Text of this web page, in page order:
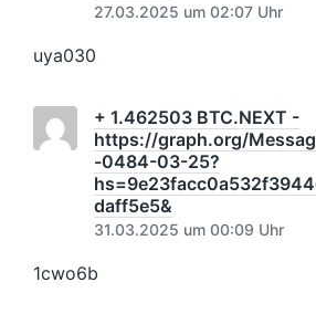
27.03.2025 um 02:07 Uhr
uya030
+ 1.462503 BTC.NEXT -
https://graph.org/
-0484-03-25?
daff5e5&
31.03.2025 um 00:09 Uhr
1cwo6b